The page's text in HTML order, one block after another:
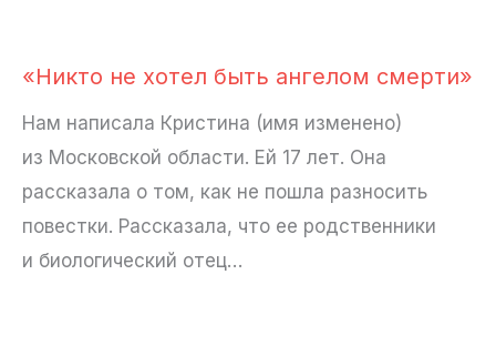
«Никто не хотел быть ангелом смерти»
Нам написала Кристина (имя изменено)
из Московской области. Ей 17 лет. Она
рассказала о том, как не пошла разносить
повестки. Рассказала, что ее родственники
и биологический отец…